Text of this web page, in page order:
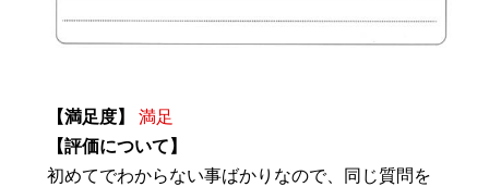
【満足度】
満足
【評価について】
初めてでわからない事ばかりなので、同じ質問を